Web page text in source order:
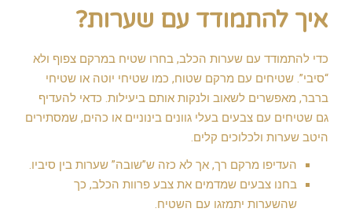
איך להתמודד עם שערות?
כדי להתמודד עם שערות הכלב, בחרו שטיח במרקם צפוף ולא
“סיבי”. שטיחים עם מרקם שטוח, כמו שטיחי יוטה או שטיחי
ברבר, מאפשרים לשאוב ולנקות אותם ביעילות. כדאי להעדיף
גם שטיחים עם צבעים בעלי גוונים בינוניים או כהים, שמסתירים
היטב שערות ולכלוכים קלים.
העדיפו מרקם רך, אך לא כזה ש”שובה” שערות בין סיביו.
בחנו צבעים שמדמים את צבע פרוות הכלב, כך
שהשערות יתמזגו עם השטיח.